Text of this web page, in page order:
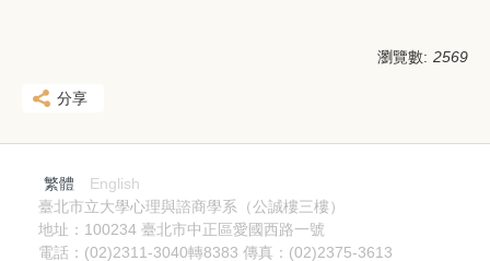
瀏覽數: 2569
分享
繁體
English
臺北市立大學心理與諮商學系（公誠樓三樓）
地址：100234 臺北市中正區愛國西路一號
電話：(02)2311-3040轉8383 傳真：(02)2375-3613